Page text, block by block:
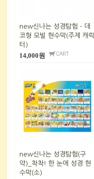
new신나는 성경탐험 - 데
코형 모빌 현수막(주제 캐릭
터)
14,000원
new신나는 성경탐험(구
약)_착착! 한 눈에 성경 현
수막(소)